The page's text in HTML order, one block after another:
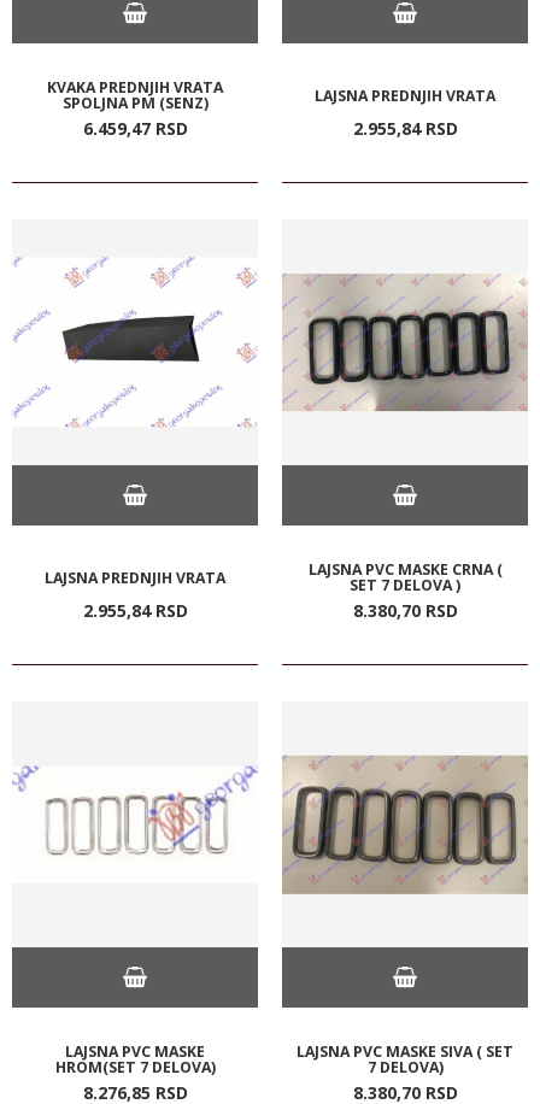
KVAKA PREDNJIH VRATA
SPOLJNA PM (SENZ)
6.459,47 RSD
LAJSNA PREDNJIH VRATA
2.955,84 RSD
LAJSNA PREDNJIH VRATA
2.955,84 RSD
LAJSNA PVC MASKE CRNA (
SET 7 DELOVA )
8.380,70 RSD
LAJSNA PVC MASKE
HROM(SET 7 DELOVA)
8.276,85 RSD
LAJSNA PVC MASKE SIVA ( SET
7 DELOVA)
8.380,70 RSD